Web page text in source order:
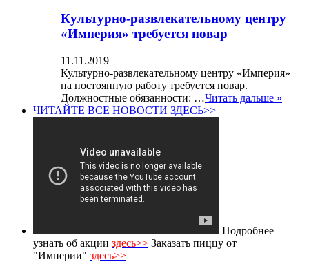
Культурно-развлекательному центру
«Империя» требуется повар
11.11.2019
Культурно-развлекательному центру «Империя»
на постоянную работу требуется повар.
Должностные обязанности: …Читать дальше »
ЧИТАЙТЕ ВСЕ НОВОСТИ ЗДЕСЬ>>
Подробнее
узнать об акции здесь>> Заказать пиццу от
"Империи" здесь>>